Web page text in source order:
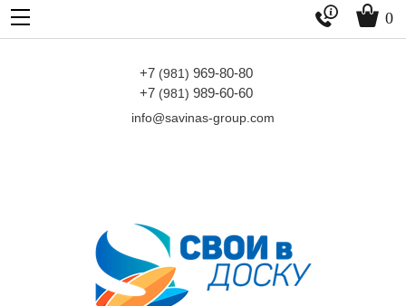
+7 (981) 969-80-80
+7 (981) 989-60-60
info@savinas-group.com
  0